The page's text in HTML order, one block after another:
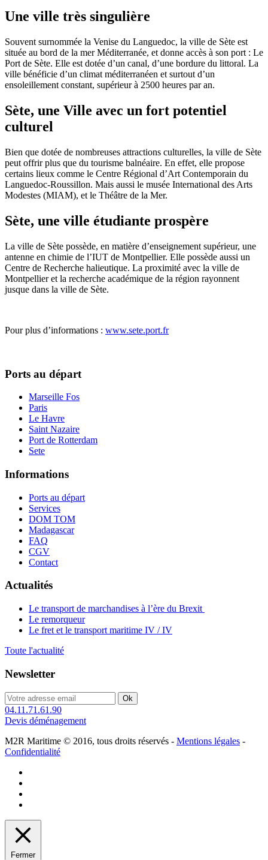
Une ville très singulière
Souvent surnommée la Venise du Languedoc, la ville de Sète est
située au bord de la mer Méditerranée, et donne accès à son port : Le
Port de Sète. Elle est dotée d’un canal, d’une bordure du littoral. La
ville bénéficie d’un climat méditerranéen et surtout d’un
ensoleillement constant, supérieur à 2500 heures par an.
Sète, une Ville avec un fort potentiel
culturel
Bien que dotée de nombreuses attractions culturelles, la ville de Sète
peut offrir plus que du tourisme balnéaire. En effet, elle propose
certains lieux comme le Centre Régional d’Art Contemporain du
Languedoc-Roussillon. Mais aussi le musée International des Arts
Modestes (MIAM), et le Théâtre de la Mer.
Sète, une ville étudiante prospère
La ville de Sète possède, en matière d’enseignement supérieur, une
antenne en chimie de l’IUT de Montpellier. Elle possède aussi un
Centre de Recherche halieutique. La proximité avec la ville de
Montpellier et la recherche académique de la région rayonnent
jusque dans la ville de Sète.
Pour plus d’informations : www.sete.port.fr
Ports au départ
Marseille Fos
Paris
Le Havre
Saint Nazaire
Port de Rotterdam
Sete
Informations
Ports au départ
Services
DOM TOM
Madagascar
FAQ
CGV
Contact
Actualités
Le transport de marchandises à l’ère du Brexit
Le remorqueur
Le fret et le transport maritime IV / IV
Toute l'actualité
Newsletter
04.11.71.61.90
Devis déménagement
M2R Maritime © 2016, tous droits réservés - Mentions légales -
Confidentialité
Fermer